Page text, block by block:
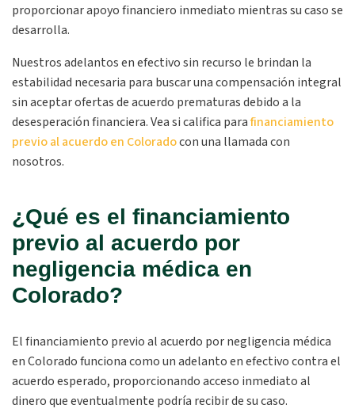
proporcionar apoyo financiero inmediato mientras su caso se
desarrolla.
Nuestros adelantos en efectivo sin recurso le brindan la
estabilidad necesaria para buscar una compensación integral
sin aceptar ofertas de acuerdo prematuras debido a la
desesperación financiera. Vea si califica parafinanciamiento
previo al acuerdo en Coloradocon una llamada con
nosotros.
¿Qué es el financiamiento
previo al acuerdo por
negligencia médica en
Colorado?
El financiamiento previo al acuerdo por negligencia médica
en Colorado funciona como un adelanto en efectivo contra el
acuerdo esperado, proporcionando acceso inmediato al
dinero que eventualmente podría recibir de su caso.